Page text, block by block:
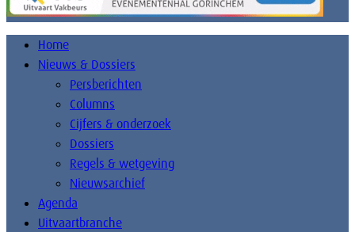
Home
Nieuws & Dossiers
Persberichten
Columns
Cijfers & onderzoek
Dossiers
Regels & wetgeving
Nieuwsarchief
Agenda
Uitvaartbranche